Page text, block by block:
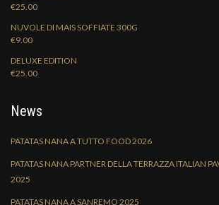
€25.00
NUVOLE DI MAIS SOFFIATE 300G
€9.00
DELUXE EDITION
€25.00
News
PATATAS NANA A TUTTO FOOD 2026
PATATAS NANA PARTNER DELLA TERRAZZA ITALIAN
2025
PATATAS NANA A SANREMO 2025